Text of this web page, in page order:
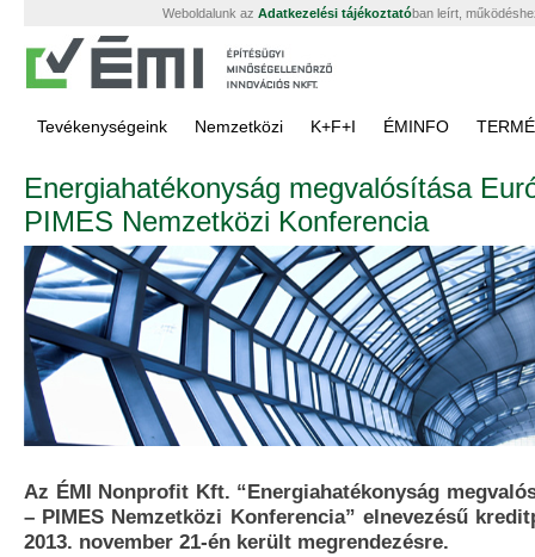
Weboldalunk az Adatkezelési tájékoztatóban leírt,
Tevékenységeink Nemzetközi K+F+I ÉMINFO
Energiahatékonyság megvalósítása
PIMES Nemzetközi Konferencia
Az ÉMI Nonprofit Kft. “Energiahatékonyság
– PIMES Nemzetközi Konferencia” elnevezésű
2013. november 21-én került megrendezésre.